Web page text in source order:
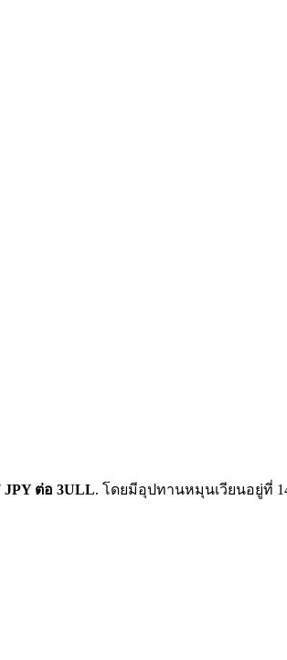
JPY ต่อ 3ULL. โดยมีอุปทานหมุนเวียนอยู่ที่